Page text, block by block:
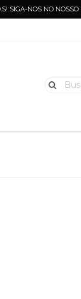
SIGA-NOS NO